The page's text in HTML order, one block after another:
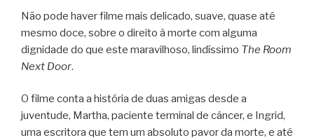
Não pode haver filme mais delicado, suave, quase até
mesmo doce, sobre o direito à morte com alguma
dignidade do que este maravilhoso, lindíssimo The Room
Next Door.
O filme conta a história de duas amigas desde a
juventude, Martha, paciente terminal de câncer, e Ingrid,
uma escritora que tem um absoluto pavor da morte, e até